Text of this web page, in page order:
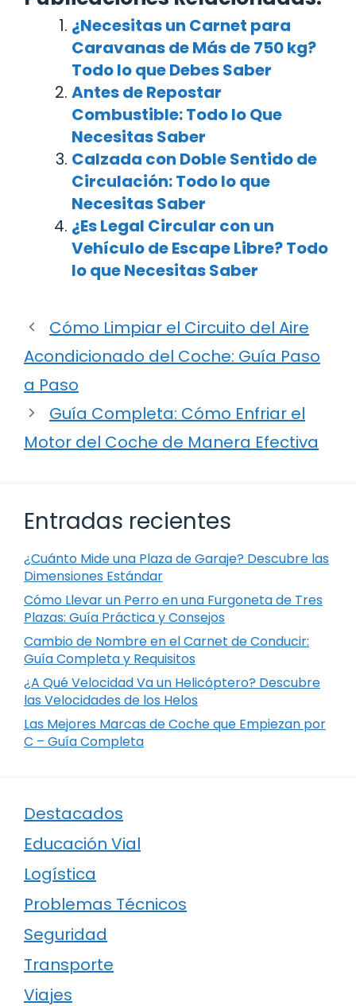
¿Necesitas un Carnet para
Caravanas de Más de 750 kg?
Todo lo que Debes Saber
Antes de Repostar
Combustible: Todo lo Que
Necesitas Saber
Calzada con Doble Sentido de
Circulación: Todo lo que
Necesitas Saber
¿Es Legal Circular con un
Vehículo de Escape Libre? Todo
lo que Necesitas Saber
Cómo Limpiar el Circuito del Aire
Acondicionado del Coche: Guía Paso
a Paso
Guía Completa: Cómo Enfriar el
Motor del Coche de Manera Efectiva
Entradas recientes
¿Cuánto Mide una Plaza de Garaje? Descubre las
Dimensiones Estándar
Cómo Llevar un Perro en una Furgoneta de Tres
Plazas: Guía Práctica y Consejos
Cambio de Nombre en el Carnet de Conducir:
Guía Completa y Requisitos
¿A Qué Velocidad Va un Helicóptero? Descubre
las Velocidades de los Helos
Las Mejores Marcas de Coche que Empiezan por
C – Guía Completa
Destacados
Educación Vial
Logística
Problemas Técnicos
Seguridad
Transporte
Viajes